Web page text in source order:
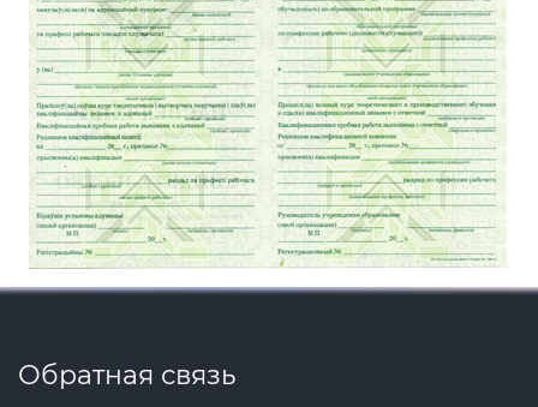
Обратная связь